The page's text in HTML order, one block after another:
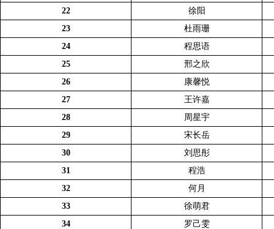
22
徐阳
23
杜雨珊
24
程思语
25
邢之欣
26
康馨悦
27
王许嘉
28
周星宇
29
宋长岳
30
刘思彤
31
程浩
32
何月
33
徐萌君
34
罗己雯